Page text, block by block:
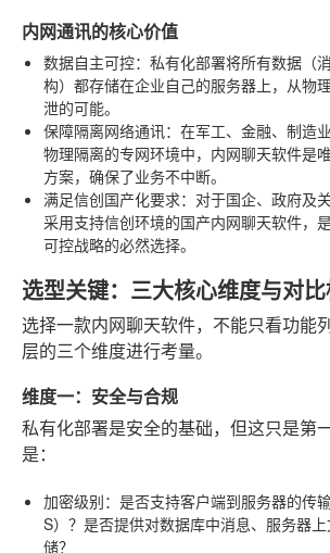
内网通讯的核心价值
数据自主可控：私有化部署将所有数据（
构）都存储在企业自己的服务器上，从物
泄的可能。
保障隔离网络通讯：在军工、金融、制造
物理隔离的专网环境中，内网聊天软件是
方案，确保了业务不中断。
满足信创国产化要求：对于国企、政府及
采用支持信创环境的国产内网聊天软件，
可控战略的必然选择。
选型关键：三大核心维度与对
选择一款内网聊天软件，不能只看功能
层的三个维度进行考量。
维度一：安全与合规
私有化部署是安全的基础，但这只是第
是：
加密级别：是否支持客户端到服务器的传
S）？是否提供对数据库中消息、服务器
储？